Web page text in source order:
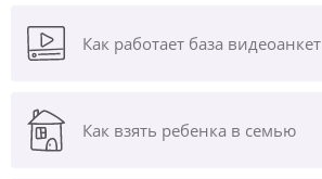
Как работает база видеоанкет
Как взять ребенка в семью